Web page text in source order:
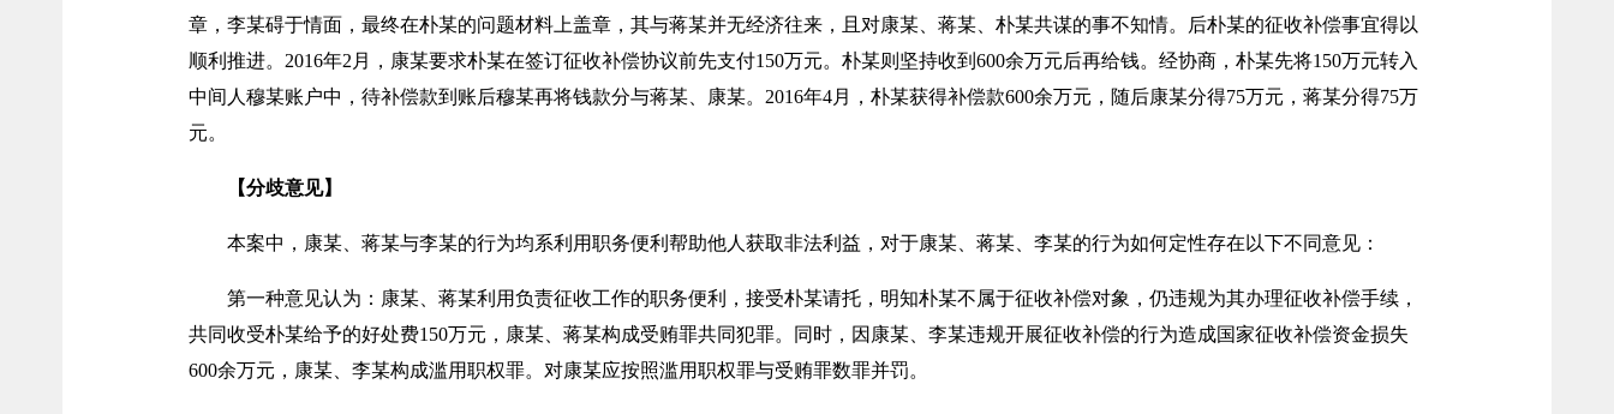
章，李某碍于情面，最终在朴某的问题材料上盖章，其与蒋某并无经济往来，且对康某、蒋某、朴某共谋的事不知情。后朴某的征收补偿事宜得以
顺利推进。2016年2月，康某要求朴某在签订征收补偿协议前先支付150万元。朴某则坚持收到600余万元后再给钱。经协商，朴某先将150万元转入
中间人穆某账户中，待补偿款到账后穆某再将钱款分与蒋某、康某。2016年4月，朴某获得补偿款600余万元，随后康某分得75万元，蒋某分得75万
元。
【分歧意见】
本案中，康某、蒋某与李某的行为均系利用职务便利帮助他人获取非法利益，对于康某、蒋某、李某的行为如何定性存在以下不同意见：
第一种意见认为：康某、蒋某利用负责征收工作的职务便利，接受朴某请托，明知朴某不属于征收补偿对象，仍违规为其办理征收补偿手续，
共同收受朴某给予的好处费150万元，康某、蒋某构成受贿罪共同犯罪。同时，因康某、李某违规开展征收补偿的行为造成国家征收补偿资金损失
600余万元，康某、李某构成滥用职权罪。对康某应按照滥用职权罪与受贿罪数罪并罚。